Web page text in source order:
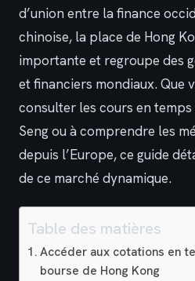
d’union entre la finance
chinoise, la place de Hong
importante et regroupe des
et financiers mondiaux. Que
consulter les cours en temps
Seng ou à comprendre les
depuis l’Europe, ce guide
de ce marché dynamique.
Table des matières
Accéder aux cotations en
bourse de Hong Kong